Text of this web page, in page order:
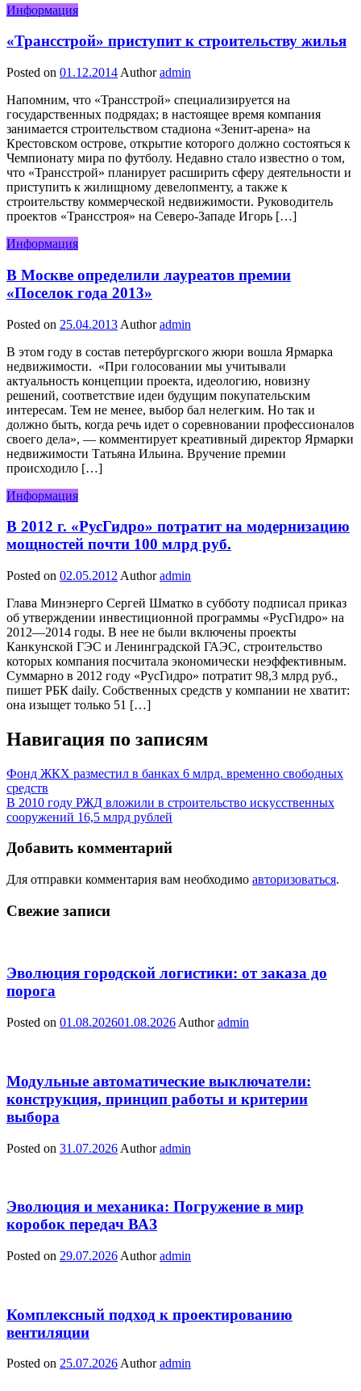
Информация
«Трансстрой» приступит к строительству жилья
Posted on 01.12.2014 Author admin
Напомним, что «Трансстрой» специализируется на
государственных подрядах; в настоящее время компания
занимается строительством стадиона «Зенит-арена» на
Крестовском острове, открытие которого должно состояться к
Чемпионату мира по футболу. Недавно стало известно о том,
что «Трансстрой» планирует расширить сферу деятельности и
приступить к жилищному девелопменту, а также к
строительству коммерческой недвижимости. Руководитель
проектов «Трансстроя» на Северо-Западе Игорь […]
Информация
В Москве определили лауреатов премии
«Поселок года 2013»
Posted on 25.04.2013 Author admin
В этом году в состав петербургского жюри вошла Ярмарка
недвижимости. «При голосовании мы учитывали
актуальность концепции проекта, идеологию, новизну
решений, соответствие идеи будущим покупательским
интересам. Тем не менее, выбор бал нелегким. Но так и
должно быть, когда речь идет о соревновании профессионалов
своего дела», — комментирует креативный директор Ярмарки
недвижимости Татьяна Ильина. Вручение премии
происходило […]
Информация
В 2012 г. «РусГидро» потратит на модернизацию
мощностей почти 100 млрд руб.
Posted on 02.05.2012 Author admin
Глава Минэнерго Сергей Шматко в субботу подписал приказ
об утверждении инвестиционной программы «РусГидро» на
2012—2014 годы. В нее не были включены проекты
Канкунской ГЭС и Ленинградской ГАЭС, строительство
которых компания посчитала экономически неэффективным.
Суммарно в 2012 году «РусГидро» потратит 98,3 млрд руб.,
пишет РБК daily. Собственных средств у компании не хватит:
она изыщет только 51 […]
Навигация по записям
Фонд ЖКХ разместил в банках 6 млрд. временно свободных
средств
В 2010 году РЖД вложили в строительство искусственных
сооружений 16,5 млрд рублей
Добавить комментарий
Для отправки комментария вам необходимо авторизоваться.
Свежие записи
Эволюция городской логистики: от заказа до
порога
Posted on 01.08.202601.08.2026 Author admin
Модульные автоматические выключатели:
конструкция, принцип работы и критерии
выбора
Posted on 31.07.2026 Author admin
Эволюция и механика: Погружение в мир
коробок передач ВАЗ
Posted on 29.07.2026 Author admin
Комплексный подход к проектированию
вентиляции
Posted on 25.07.2026 Author admin